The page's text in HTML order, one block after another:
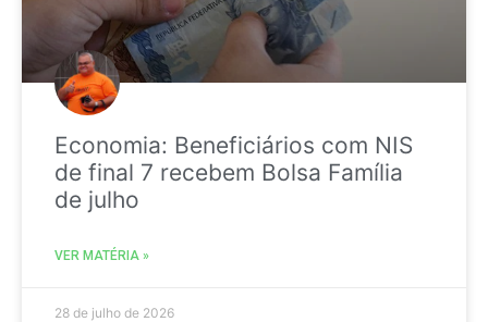
Economia: Beneficiários com NIS
de final 7 recebem Bolsa Família
de julho
VER MATÉRIA »
28 de julho de 2026